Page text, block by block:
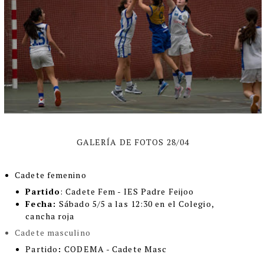
GALERÍA DE FOTOS 28/04
Cadete femenino
Partido: Cadete Fem - IES Padre Feijoo
Fecha:Sábado 5/5 a las 12:30 en el Colegio,
cancha roja
Cadete masculino
Partido :CODEMA - Cadete Masc